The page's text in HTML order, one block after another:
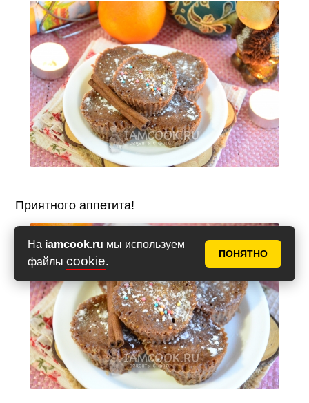
На iamcook.ru мы используем
файлы cookie.
ПОНЯТНО
Приятного аппетита!